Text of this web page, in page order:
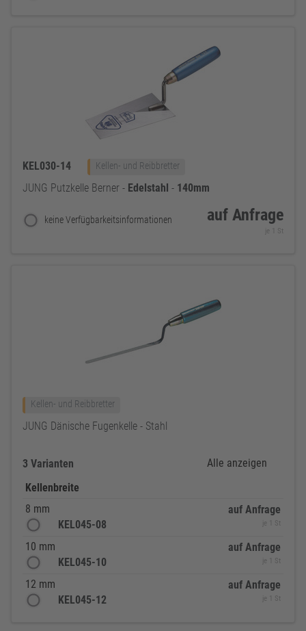
KEL030-14 Kellen- und Reibbretter
JUNG Putzkelle Berner - Edelstahl - 140mm
keine Verfügbarkeitsinformationen auf Anfrage
je 1 St
Kellen- und Reibbretter
JUNG Dänische Fugenkelle - Stahl
3 Varianten
Alle anzeigen
Kellenbreite
8 mm
KEL045-08
auf Anfrage
je 1 St
10 mm
KEL045-10
auf Anfrage
je 1 St
12 mm
KEL045-12
auf Anfrage
je 1 St